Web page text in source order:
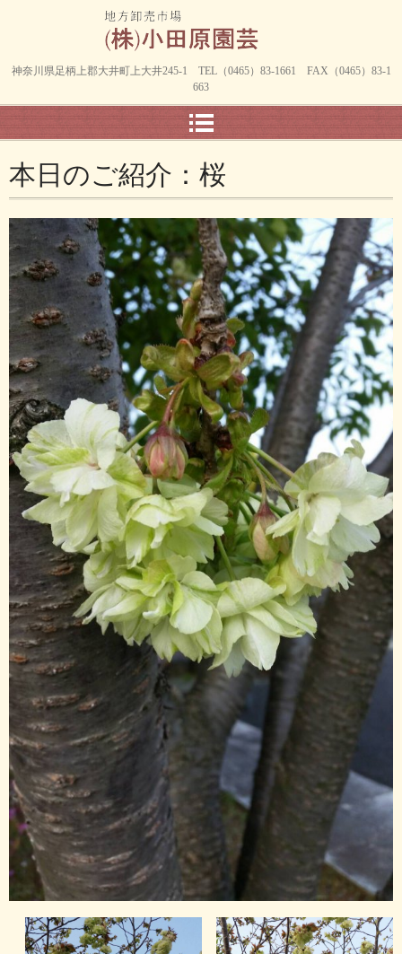
神奈川県足柄上郡大井町上大井245-1 TEL（0465）83-1661 FAX（0465）83-1
663
本日のご紹介：桜